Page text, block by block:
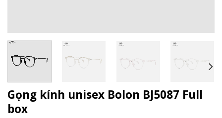
Gọng kính unisex Bolon BJ5087 Full
box